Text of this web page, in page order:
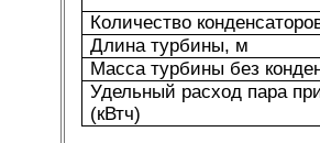
Количество
Длина турбины, м
Масса турбины без
Удельный расход пара
(кВтч)